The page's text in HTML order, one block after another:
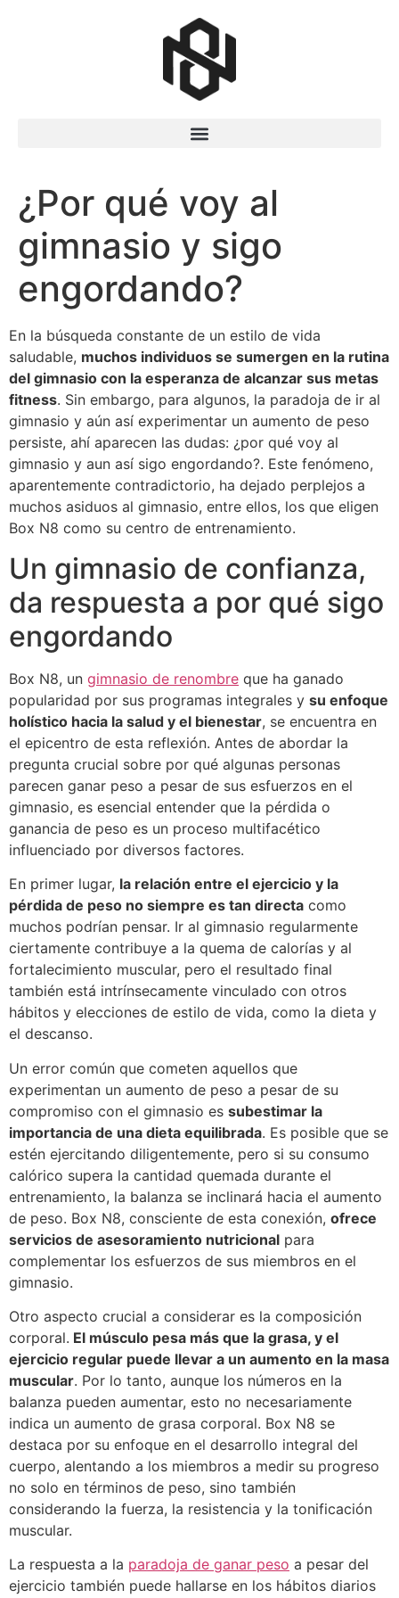
¿Por qué voy al
gimnasio y sigo
engordando?
En la búsqueda constante de un estilo de vida
saludable, muchos individuos se sumergen en la rutina
del gimnasio con la esperanza de alcanzar sus metas
fitness. Sin embargo, para algunos, la paradoja de ir al
gimnasio y aún así experimentar un aumento de peso
persiste, ahí aparecen las dudas: ¿por qué voy al
gimnasio y aun así sigo engordando?. Este fenómeno,
aparentemente contradictorio, ha dejado perplejos a
muchos asiduos al gimnasio, entre ellos, los que eligen
Box N8 como su centro de entrenamiento.
Un gimnasio de confianza,
da respuesta a por qué sigo
engordando
Box N8, un gimnasio de renombre que ha ganado
popularidad por sus programas integrales y su enfoque
holístico hacia la salud y el bienestar, se encuentra en
el epicentro de esta reflexión. Antes de abordar la
pregunta crucial sobre por qué algunas personas
parecen ganar peso a pesar de sus esfuerzos en el
gimnasio, es esencial entender que la pérdida o
ganancia de peso es un proceso multifacético
influenciado por diversos factores.
En primer lugar, la relación entre el ejercicio y la
pérdida de peso no siempre es tan directa como
muchos podrían pensar. Ir al gimnasio regularmente
ciertamente contribuye a la quema de calorías y al
fortalecimiento muscular, pero el resultado final
también está intrínsecamente vinculado con otros
hábitos y elecciones de estilo de vida, como la dieta y
el descanso.
Un error común que cometen aquellos que
experimentan un aumento de peso a pesar de su
compromiso con el gimnasio es subestimar la
importancia de una dieta equilibrada. Es posible que se
estén ejercitando diligentemente, pero si su consumo
calórico supera la cantidad quemada durante el
entrenamiento, la balanza se inclinará hacia el aumento
de peso. Box N8, consciente de esta conexión, ofrece
servicios de asesoramiento nutricional para
complementar los esfuerzos de sus miembros en el
gimnasio.
Otro aspecto crucial a considerar es la composición
corporal. El músculo pesa más que la grasa, y el
ejercicio regular puede llevar a un aumento en la masa
muscular. Por lo tanto, aunque los números en la
balanza pueden aumentar, esto no necesariamente
indica un aumento de grasa corporal. Box N8 se
destaca por su enfoque en el desarrollo integral del
cuerpo, alentando a los miembros a medir su progreso
no solo en términos de peso, sino también
considerando la fuerza, la resistencia y la tonificación
muscular.
La respuesta a la paradoja de ganar peso a pesar del
ejercicio también puede hallarse en los hábitos diarios